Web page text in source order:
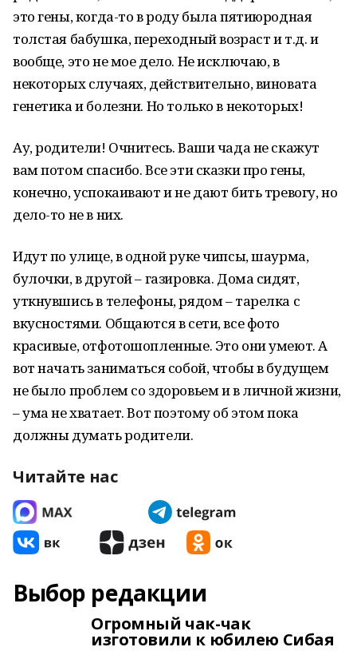
это гены, когда-то в роду была пятиюродная
толстая бабушка, переходный возраст и т.д. и
вообще, это не мое дело. Не исключаю, в
некоторых случаях, действительно, виновата
генетика и болезни. Но только в некоторых!
Ау, родители! Очнитесь. Ваши чада не скажут
вам потом спасибо. Все эти сказки про гены,
конечно, успокаивают и не дают бить тревогу, но
дело-то не в них.
Идут по улице, в одной руке чипсы, шаурма,
булочки, в другой – газировка. Дома сидят,
уткнувшись в телефоны, рядом – тарелка с
вкусностями. Общаются в сети, все фото
красивые, отфотошопленные. Это они умеют. А
вот начать заниматься собой, чтобы в будущем
не было проблем со здоровьем и в личной жизни,
– ума не хватает. Вот поэтому об этом пока
должны думать родители.
Читайте нас
Выбор редакции
Огромный чак-чак
изготовили к юбилею Сибая